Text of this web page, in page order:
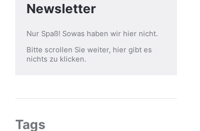
Newsletter
Nur Spaß! Sowas haben wir hier nicht.
Bitte scrollen Sie weiter, hier gibt es
nichts zu klicken.
Tags